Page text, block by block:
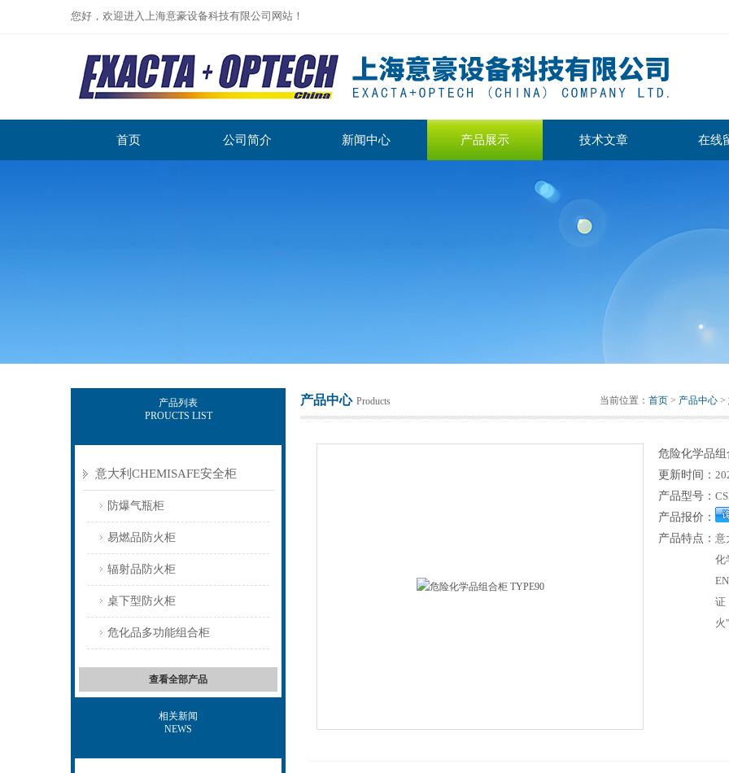
您好，欢迎进入上海意豪设备科技有限公司网站！
首页 公司简介 新闻中心 产品展示 技术文章 在线
产品列表
PROUCTS LIST
意大利CHEMISAFE安全柜
防爆气瓶柜
易燃品防火柜
辐射品防火柜
桌下型防火柜
危化品多功能组合柜
查看全部产品
相关新闻
NEWS
产品中心 Products 当前位置： 首页 > 产品中心 >
危险化学品
更新时间：
产品型号：
产品报价：
产品特点： 意
化
证
火